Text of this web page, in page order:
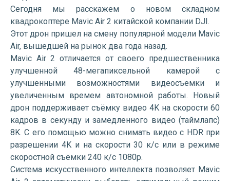
Сегодня мы расскажем о новом складном
квадрокоптере Mavic Air 2 китайской компании DJI.
Этот дрон пришел на смену популярной модели Mavic
Air, вышедшей на рынок два года назад.
Mavic Air 2 отличается от своего предшественника
улучшенной 48-мегапиксельной камерой с
улучшенными возможностями видеосъемки и
увеличенным времем автономной работы. Новый
дрон поддерживает съёмку видео 4K на скорости 60
кадров в секунду и замедленного видео (таймлапс)
8K. С его помощью можно снимать видео с HDR при
разрешении 4K и на скорости 30 к/с или в режиме
скоростной съёмки 240 к/с 1080p.
Система искусственного интеллекта позволяет Mavic